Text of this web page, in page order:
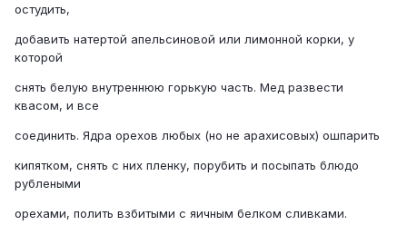
остудить,
добавить натертой апельсиновой или лимонной корки, у
которой
снять белую внутреннюю горькую часть. Мед развести
квасом, и все
соединить. Ядра орехов любых (но не арахисовых) ошпарить
кипятком, снять с них пленку, порубить и посыпать блюдо
рублеными
орехами, полить взбитыми с яичным белком сливками.